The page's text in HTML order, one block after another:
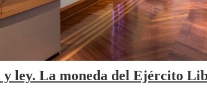
ley. La moneda del Ejército